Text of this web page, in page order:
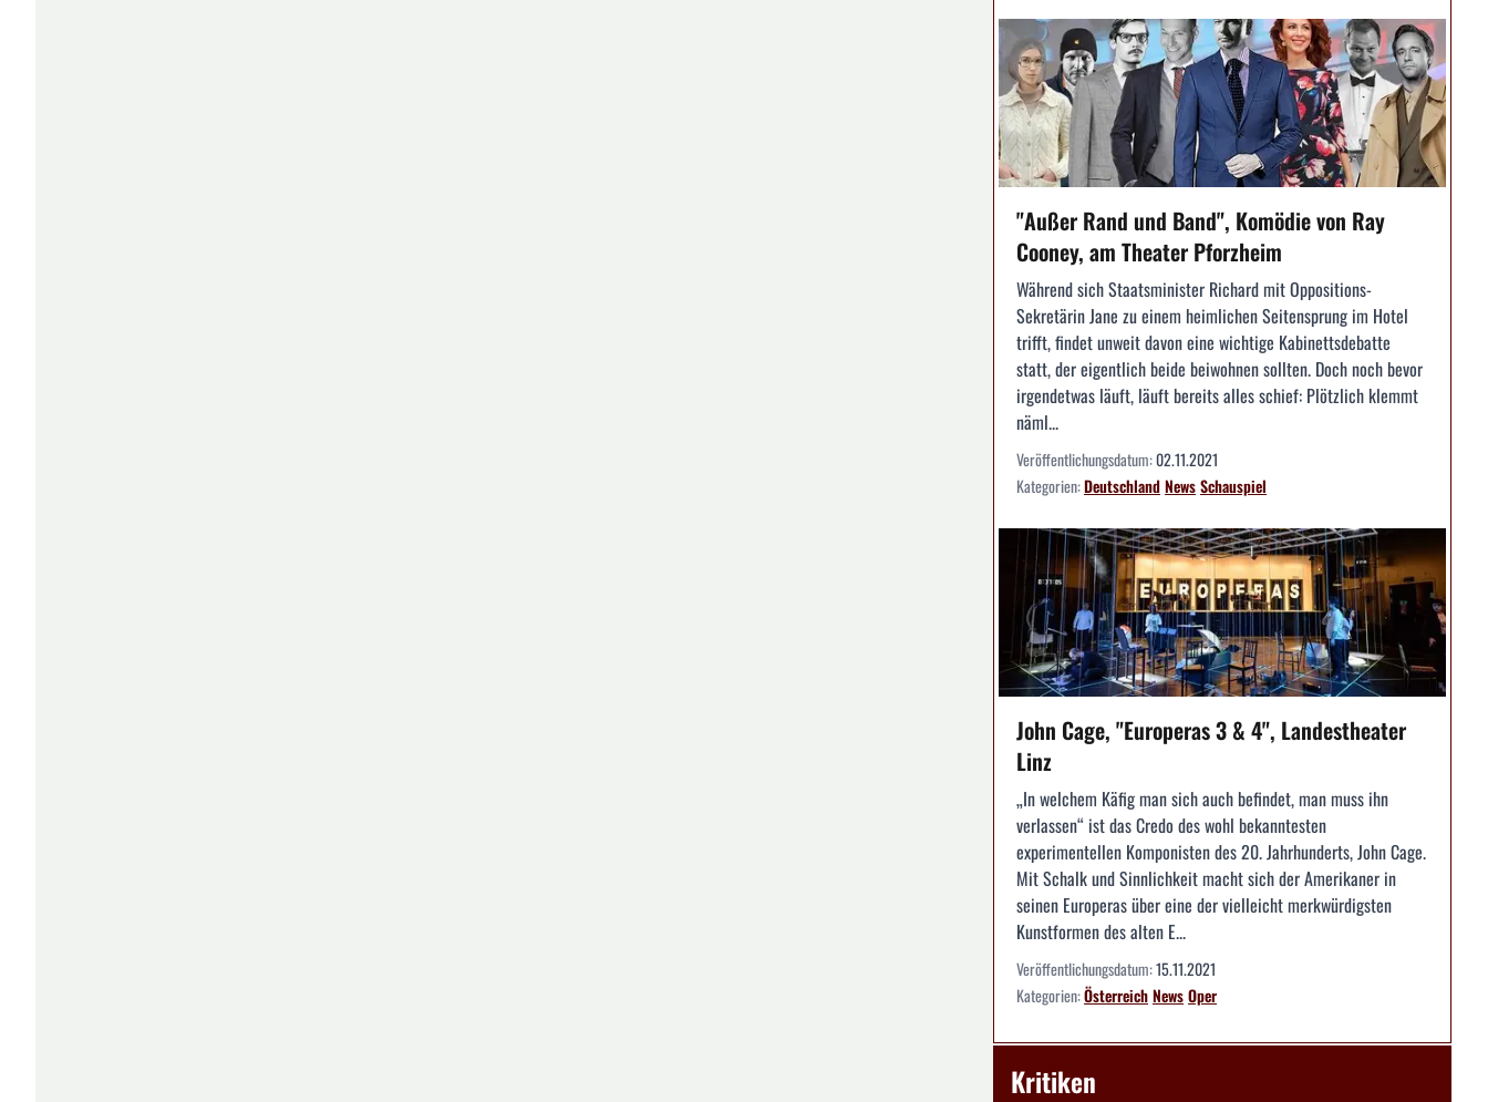
"Außer Rand und Band", Komödie von Ray
Cooney, am Theater Pforzheim
Während sich Staatsminister Richard mit Oppositions-
Sekretärin Jane zu einem heimlichen Seitensprung im Hotel
trifft, findet unweit davon eine wichtige Kabinettsdebatte
statt, der eigentlich beide beiwohnen sollten. Doch noch bevor
irgendetwas läuft, läuft bereits alles schief: Plötzlich klemmt
näml...
Veröffentlichungsdatum:02.11.2021
Kategorien:DeutschlandNewsSchauspiel
John Cage, "Europeras 3 & 4", Landestheater
Linz
„In welchem Käfig man sich auch befindet, man muss ihn
verlassen“ ist das Credo des wohl bekanntesten
experimentellen Komponisten des 20. Jahrhunderts, John Cage.
Mit Schalk und Sinnlichkeit macht sich der Amerikaner in
seinen Europeras über eine der vielleicht merkwürdigsten
Kunstformen des alten E...
Veröffentlichungsdatum:15.11.2021
Kategorien:ÖsterreichNewsOper
Kritiken